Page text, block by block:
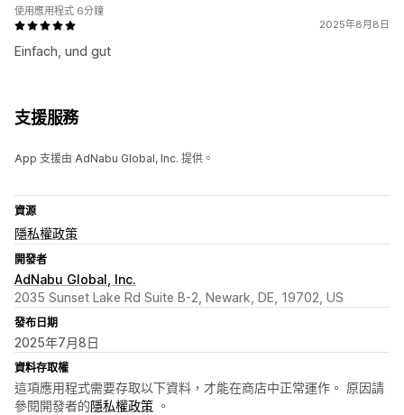
2025年8月8日
Einfach, und gut
使用應用程式 6分鐘
支援服務
App 支援由 AdNabu Global, Inc. 提供。
資源
隱私權政策
開發者
AdNabu Global, Inc.
2035 Sunset Lake Rd Suite B-2, Newark, DE, 19702, US
發布日期
2025年7月8日
資料存取權
這項應用程式需要存取以下資料，才能在商店中正常運作。 原因請
參閱開發者的隱私權政策 。